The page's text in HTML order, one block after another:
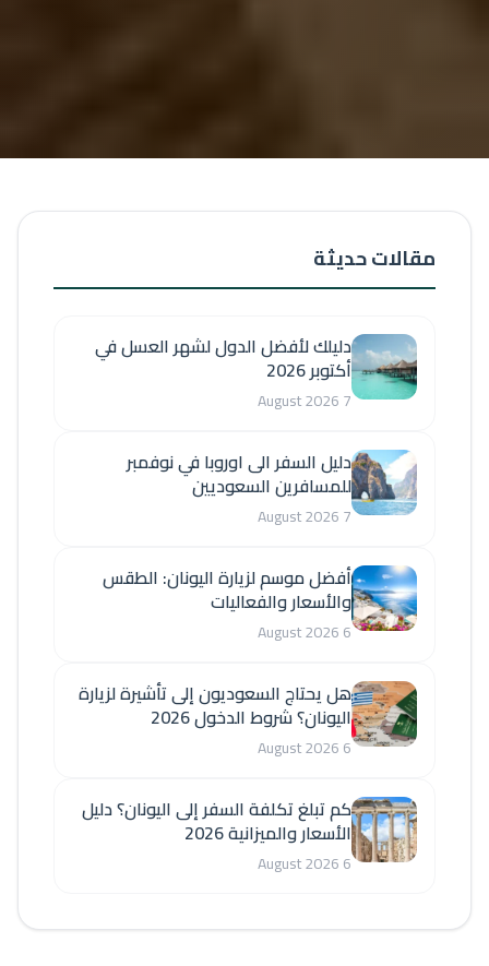
مقالات حديثة
دليلك لأفضل الدول لشهر العسل في
أكتوبر 2026
7 August 2026
دليل السفر الى اوروبا في نوفمبر
للمسافرين السعوديين
7 August 2026
أفضل موسم لزيارة اليونان: الطقس
والأسعار والفعاليات
6 August 2026
هل يحتاج السعوديون إلى تأشيرة لزيارة
اليونان؟ شروط الدخول 2026
6 August 2026
كم تبلغ تكلفة السفر إلى اليونان؟ دليل
الأسعار والميزانية 2026
6 August 2026